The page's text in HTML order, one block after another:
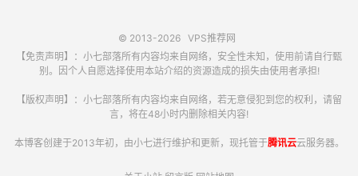
© 2013-2026 VPS推荐网
【免责声明】：小七部落所有内容均来自网络，安全性未知，使用前请自行甄
别。因个人自愿选择使用本站介绍的资源造成的损失由使用者承担!
【版权声明】：小七部落所有内容均来自网络，若无意侵犯到您的权利，请留
言，将在48小时内删除相关内容!
本博客创建于2013年初，由小七进行维护和更新，现托管于腾讯云云服务器。